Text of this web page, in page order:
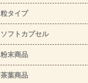
粒タイプ
ソフトカプセル
粉末商品
茶葉商品